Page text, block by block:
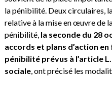
la pénibilité. Deux circulaires,
relative à la mise en œuvre de
pénibilité, la seconde du 28
accords et plans d’action
pénibilité prévus à l’article
sociale, ont précisé les